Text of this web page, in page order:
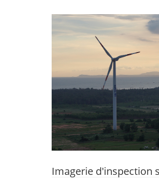
Imagerie d'inspection